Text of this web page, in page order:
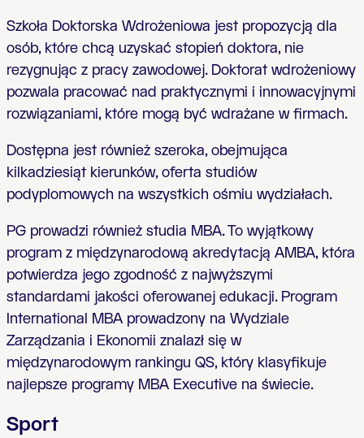
Szkoła Doktorska Wdrożeniowa jest propozycją dla
osób, które chcą uzyskać stopień doktora, nie
rezygnując z pracy zawodowej. Doktorat wdrożeniowy
pozwala pracować nad praktycznymi i innowacyjnymi
rozwiązaniami, które mogą być wdrażane w firmach.
Dostępna jest również szeroka, obejmująca
kilkadziesiąt kierunków, oferta studiów
podyplomowych na wszystkich ośmiu wydziałach.
PG prowadzi również studia MBA. To wyjątkowy
program z międzynarodową akredytacją AMBA, która
potwierdza jego zgodność z najwyższymi
standardami jakości oferowanej edukacji. Program
International MBA prowadzony na Wydziale
Zarządzania i Ekonomii znalazł się w
międzynarodowym rankingu QS, który klasyfikuje
najlepsze programy MBA Executive na świecie.
Sport